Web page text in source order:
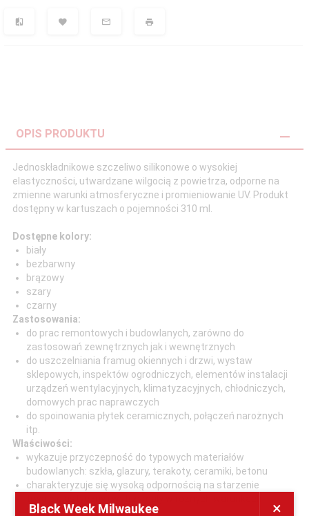
OPIS PRODUKTU
Jednoskładnikowe szczeliwo silikonowe o wysokiej
elastyczności, utwardzane wilgocią z powietrza, odporne na
zmienne warunki atmosferyczne i promieniowanie UV. Produkt
dostępny w kartuszach o pojemności 310 ml.
Dostępne kolory:
biały
bezbarwny
brązowy
szary
czarny
Zastosowania:
do prac remontowych i budowlanych, zarówno do
zastosowań zewnętrznych jak i wewnętrznych
do uszczelniania framug okiennych i drzwi, wystaw
sklepowych, inspektów ogrodniczych, elementów instalacji
urządzeń wentylacyjnych, klimatyzacyjnych, chłodniczych,
domowych prac naprawczych
do spoinowania płytek ceramicznych, połączeń narożnych
itp.
Właściwości:
wykazuje przyczepność do typowych materiałów
budowlanych: szkła, glazury, terakoty, ceramiki, betonu
charakteryzuje się wysoką odpornością na starzenie
klimatycznych
×
Black Week Milwaukee